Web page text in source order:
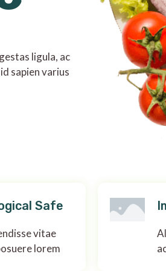
ligula, ac
sapien varius
Safe
vitae
lorem